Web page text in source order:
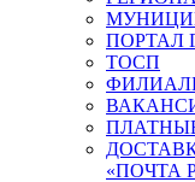
ПОРТАЛ
ТОСП
«ПОЧТА